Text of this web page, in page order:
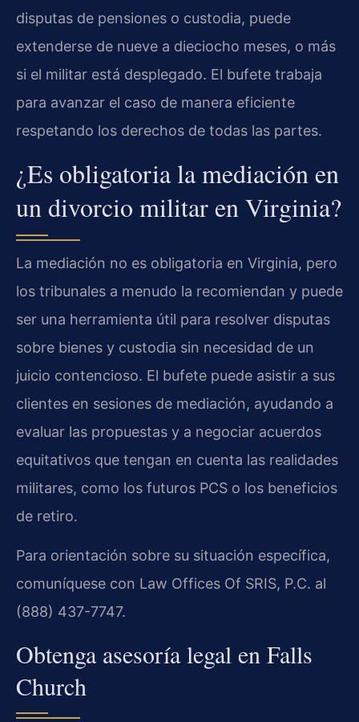
disputas de pensiones o custodia, puede
extenderse de nueve a dieciocho meses, o más
si el militar está desplegado. El bufete trabaja
para avanzar el caso de manera eficiente
respetando los derechos de todas las partes.
¿Es obligatoria la mediación en
un divorcio militar en Virginia?
La mediación no es obligatoria en Virginia, pero
los tribunales a menudo la recomiendan y puede
ser una herramienta útil para resolver disputas
sobre bienes y custodia sin necesidad de un
juicio contencioso. El bufete puede asistir a sus
clientes en sesiones de mediación, ayudando a
evaluar las propuestas y a negociar acuerdos
equitativos que tengan en cuenta las realidades
militares, como los futuros PCS o los beneficios
de retiro.
Para orientación sobre su situación específica,
comuníquese con Law Offices Of SRIS, P.C. al
(888) 437-7747.
Obtenga asesoría legal en Falls
Church